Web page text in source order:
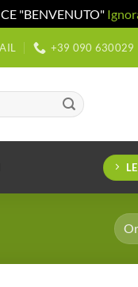
"BENVENUTO"
+39 090 630029